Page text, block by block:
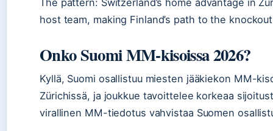
The pattern: Switzerland’s home advantage in
host team, making Finland’s path to the
Onko Suomi MM-kisoissa 2026?
Kyllä, Suomi osallistuu miesten jääkiekon MM-
Zürichissä, ja joukkue tavoittelee korkeaa
virallinen MM-tiedotus vahvistaa Suomen